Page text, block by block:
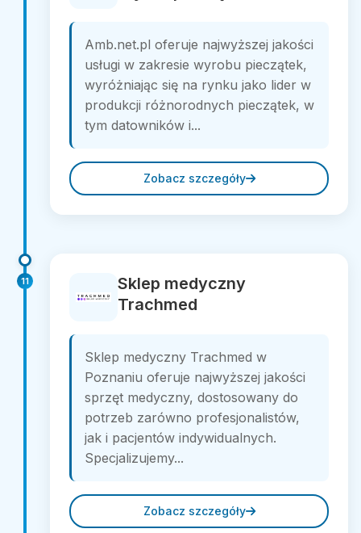
Amb.net.pl oferuje najwyższej jakości
usługi w zakresie wyrobu pieczątek,
wyróżniając się na rynku jako lider w
produkcji różnorodnych pieczątek, w
tym datowników i...
Zobacz szczegóły
11
Sklep medyczny
Trachmed
Sklep medyczny Trachmed w
Poznaniu oferuje najwyższej jakości
sprzęt medyczny, dostosowany do
potrzeb zarówno profesjonalistów,
jak i pacjentów indywidualnych.
Specjalizujemy...
Zobacz szczegóły